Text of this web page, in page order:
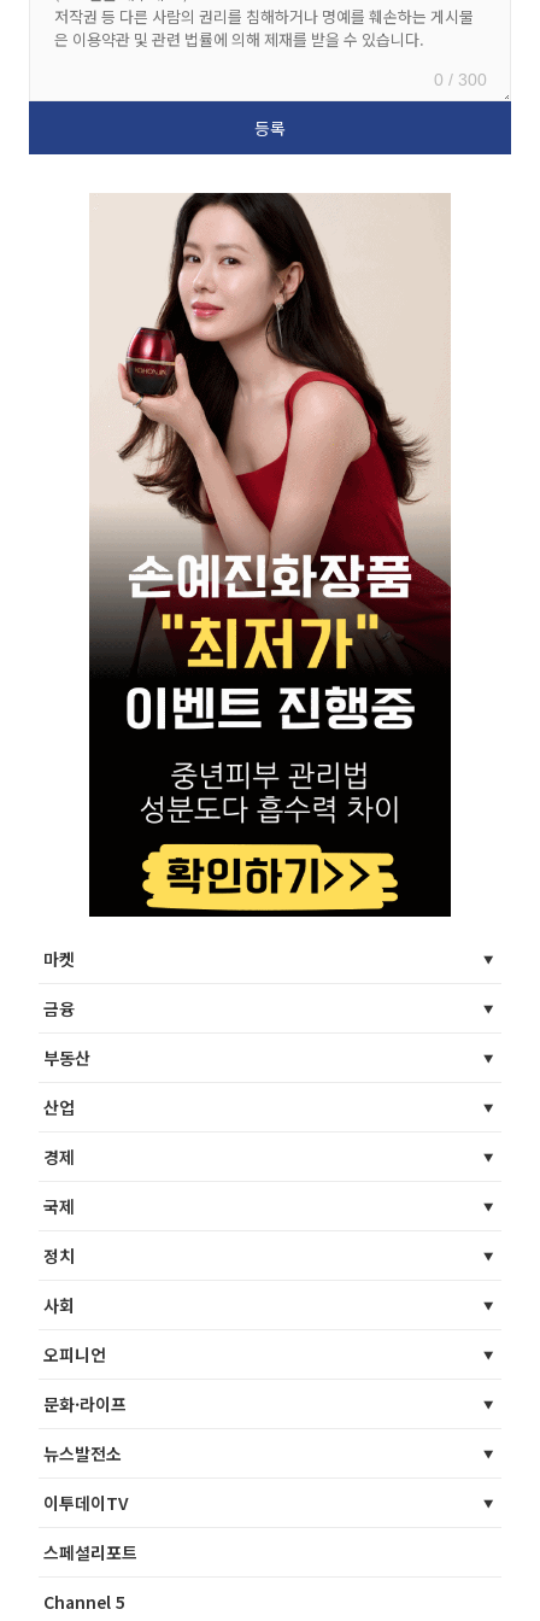
0 / 300
마켓
금융
부동산
산업
경제
국제
정치
사회
오피니언
문화·라이프
뉴스발전소
이투데이TV
스페셜리포트
Channel 5